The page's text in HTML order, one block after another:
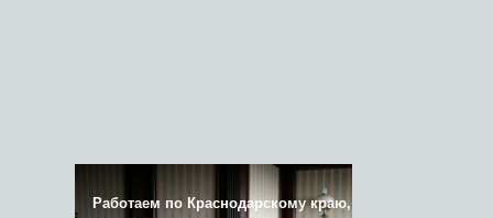
Работаем по Краснодарскому краю,